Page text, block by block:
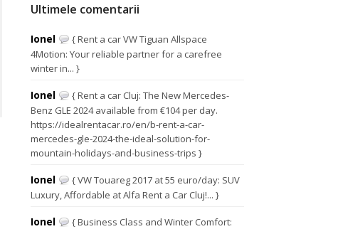
Ultimele comentarii
Ionel
{ Rent a car VW Tiguan Allspace
4Motion: Your reliable partner for a carefree
winter in... }
Ionel
{ Rent a car Cluj: The New Mercedes-
Benz GLE 2024 available from €104 per day.
https://idealrentacar.ro/en/b-rent-a-car-
mercedes-gle-2024-the-ideal-solution-for-
mountain-holidays-and-business-trips }
Ionel
{ VW Touareg 2017 at 55 euro/day: SUV
Luxury, Affordable at Alfa Rent a Car Cluj!... }
Ionel
{ Business Class and Winter Comfort: